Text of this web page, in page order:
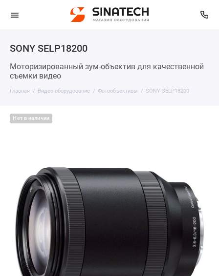
SONY SELP18200
Моторизированный зум-объектив для качественной
съемки видео
Главная Видео оборудование Фотообъективы SONY SELP18200
Нет в наличии